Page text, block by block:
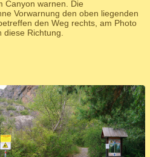
Canyon warnen. Die
Vorwarnung den oben liegenden
den Weg rechts, am Photo
Richtung.